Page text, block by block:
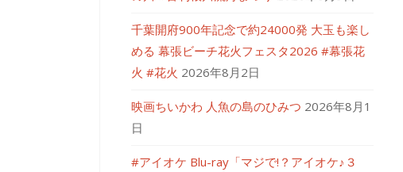
千葉開府900年記念で約24000発 大玉も楽し
める 幕張ビーチ花火フェスタ2026 #幕張花
火 #花火 2026年8月2日
映画ちいかわ 人魚の島のひみつ 2026年8月1
日
#アイオケ Blu-ray「マジで!？アイオケ♪３